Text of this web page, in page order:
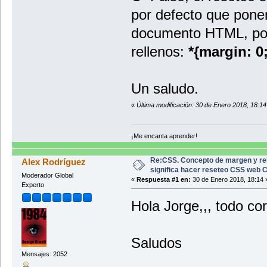
por defecto que
documento HTML,
rellenos: *{margin:
Un saludo.
« Última modificación: 30 de Enero 2018,
¡Me encanta aprender!
Alex Rodríguez
Moderador Global
Experto
Mensajes: 2052
Re:CSS. Concepto de margen y
significa hacer reseteo CSS web
« Respuesta #1 en: 30 de Enero 2018, 18:14
Hola Jorge,,, todo
Saludos